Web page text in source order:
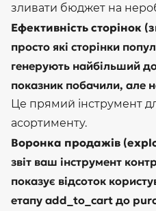
зливати бюджет на
Ефективність сторінок
просто які сторінки
генерують найбільший
показник побачили, але
Це прямий інструмент
асортименту.
Воронка продажів
звіт ваш інструмент
показує відсоток
етапу add_to_cart до